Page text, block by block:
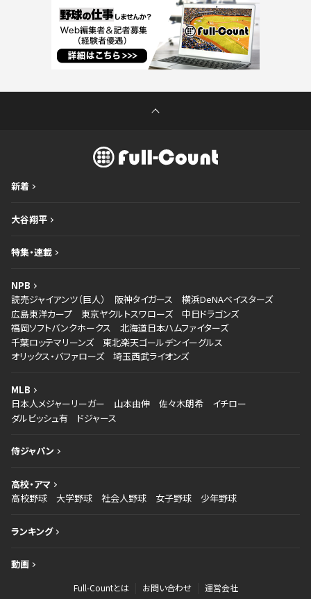
新着
大谷翔平
特集・連載
NPB
読売ジャイアンツ（巨人）
阪神タイガース
横浜DeNAベイスターズ
広島東洋カープ
東京ヤクルトスワローズ
中日ドラゴンズ
福岡ソフトバンクホークス
北海道日本ハムファイターズ
千葉ロッテマリーンズ
東北楽天ゴールデンイーグルス
オリックス・バファローズ
埼玉西武ライオンズ
MLB
日本人メジャーリーガー
山本由伸 佐々木朗希
イチロー
ダルビッシュ有
ドジャース
侍ジャパン
高校・アマ
高校野球
大学野球 社会人野球 女子野球 少年野球
ランキング
動画
Full-Countとは お問い合わせ 運営会社